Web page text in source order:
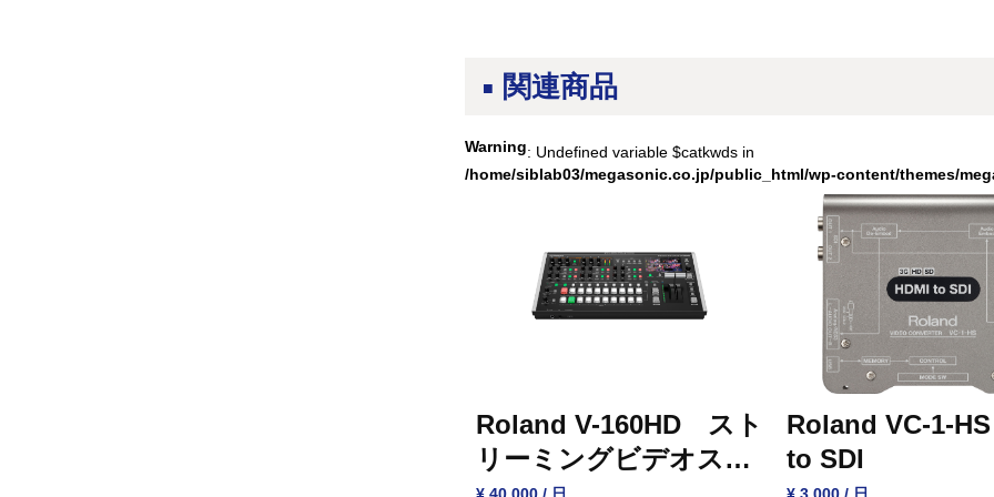
関連商品
Warning: Undefined variable $catkwds in
/home/siblab03/megasonic.co.jp/public_html/wp-content/themes/
Roland V-160HD スト
リーミングビデオスイ
Roland VC-1-
to SDI